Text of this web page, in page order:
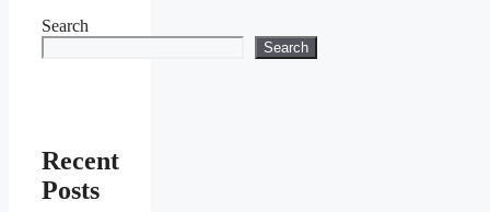
Search
Search
Recent
Posts